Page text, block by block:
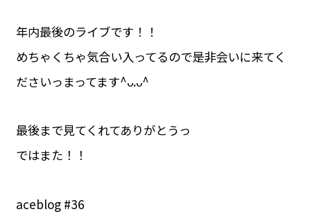
年内最後のライブです！！
めちゃくちゃ気合い入ってるので是非会いに来てく
ださいっまってます^ᴗ.ᴗ^
最後まで見てくれてありがとうっ
ではまた！！
aceblog #36